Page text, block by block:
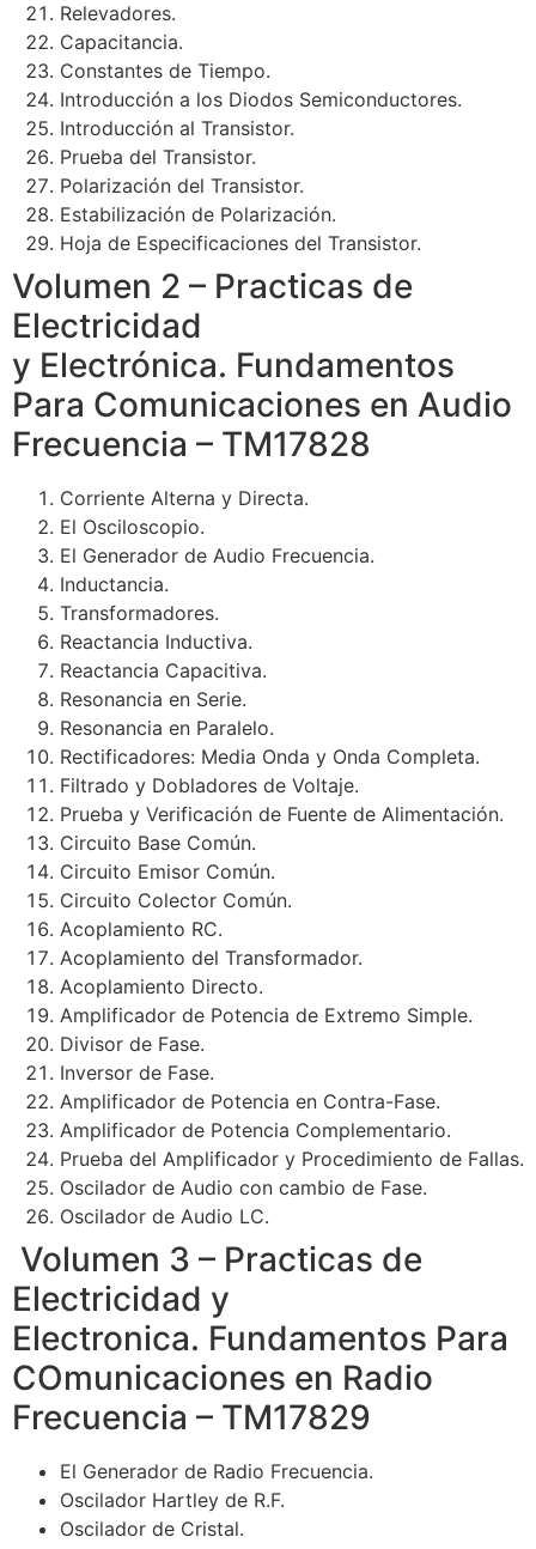
Relevadores.
Capacitancia.
Constantes de Tiempo.
Introducción a los Diodos Semiconductores.
Introducción al Transistor.
Prueba del Transistor.
Polarización del Transistor.
Estabilización de Polarización.
Hoja de Especificaciones del Transistor.
Volumen 2 – Practicas de
Electricidad
y Electrónica. Fundamentos
Para Comunicaciones en Audio
Frecuencia – TM17828
Corriente Alterna y Directa.
El Osciloscopio.
El Generador de Audio Frecuencia.
Inductancia.
Transformadores.
Reactancia Inductiva.
Reactancia Capacitiva.
Resonancia en Serie.
Resonancia en Paralelo.
Rectificadores: Media Onda y Onda Completa.
Filtrado y Dobladores de Voltaje.
Prueba y Verificación de Fuente de Alimentación.
Circuito Base Común.
Circuito Emisor Común.
Circuito Colector Común.
Acoplamiento RC.
Acoplamiento del Transformador.
Acoplamiento Directo.
Amplificador de Potencia de Extremo Simple.
Divisor de Fase.
Inversor de Fase.
Amplificador de Potencia en Contra-Fase.
Amplificador de Potencia Complementario.
Prueba del Amplificador y Procedimiento de Fallas.
Oscilador de Audio con cambio de Fase.
Oscilador de Audio LC.
Volumen 3 – Practicas de
Electricidad y
Electronica. Fundamentos Para
COmunicaciones en Radio
Frecuencia – TM17829
El Generador de Radio Frecuencia.
Oscilador Hartley de R.F.
Oscilador de Cristal.